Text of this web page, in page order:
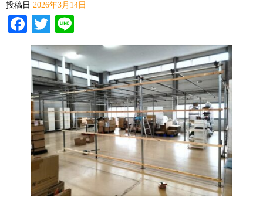
投稿日 2026年3月14日
Facebook
Twitter